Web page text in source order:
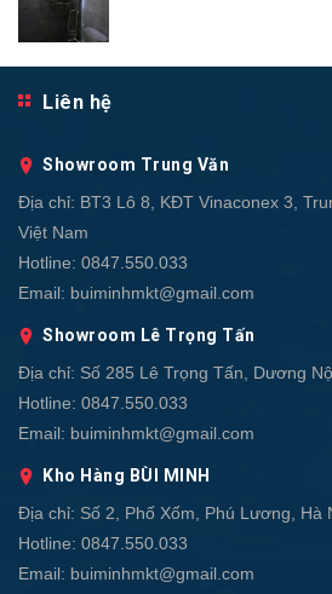
Liên hệ
Showroom Trung Văn
Địa chỉ: BT3 Lô 8, KĐT Vinaconex 3,
Việt Nam
Hotline: 0847.550.033
Email: buiminhmkt@gmail.com
Showroom Lê Trọng Tấn
Địa chỉ: Số 285 Lê Trọng Tấn, Dương
Hotline: 0847.550.033
Email: buiminhmkt@gmail.com
Kho Hàng BÙI MINH
Địa chỉ: Số 2, Phố Xốm, Phú Lương, Hà
Hotline: 0847.550.033
Email: buiminhmkt@gmail.com